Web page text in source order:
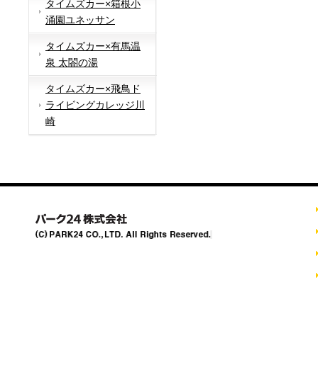
タイムズカー×箱根小
涌園ユネッサン
タイムズカー×有馬温
泉 太閤の湯
タイムズカー×飛鳥ド
ライビングカレッジ川
崎